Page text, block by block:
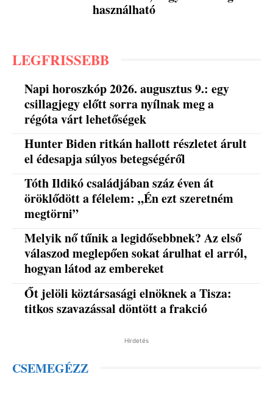
használható
LEGFRISSEBB
Napi horoszkóp 2026. augusztus 9.: egy
csillagjegy előtt sorra nyílnak meg a
régóta várt lehetőségek
Hunter Biden ritkán hallott részletet árult
el édesapja súlyos betegségéről
Tóth Ildikó családjában száz éven át
öröklődött a félelem: „Én ezt szeretném
megtörni”
Melyik nő tűnik a legidősebbnek? Az első
válaszod meglepően sokat árulhat el arról,
hogyan látod az embereket
Őt jelöli köztársasági elnöknek a Tisza:
titkos szavazással döntött a frakció
Hirdetés
CSEMEGÉZZ